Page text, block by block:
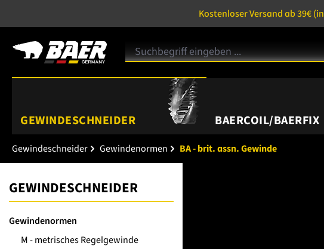
Kostenloser Versand ab 39€
GEWINDESCHNEIDER BAERCOIL/BAERFIX
Gewindeschneider Gewindenormen BA - brit. assn. Gewinde
GEWINDESCHNEIDER
Gewindenormen
M - metrisches Regelgewinde